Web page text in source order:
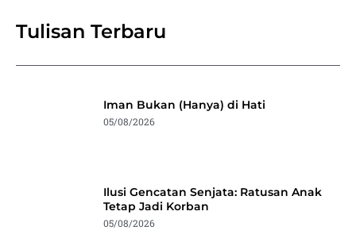
Tulisan Terbaru
Iman Bukan (Hanya) di Hati
05/08/2026
Ilusi Gencatan Senjata: Ratusan Anak
Tetap Jadi Korban
05/08/2026